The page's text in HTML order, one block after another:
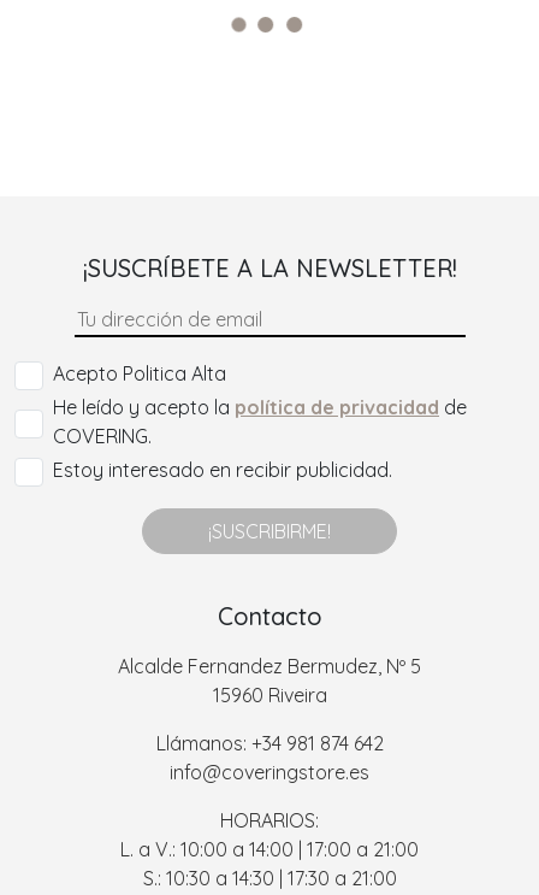
¡SUSCRÍBETE A LA NEWSLETTER!
Acepto Politica Alta
He leído y acepto la política de privacidad de
COVERING.
Estoy interesado en recibir publicidad.
¡SUSCRIBIRME!
Contacto
Alcalde Fernandez Bermudez, Nº 5
15960 Riveira
Llámanos: +34 981 874 642
info@coveringstore.es
HORARIOS:
L. a V.: 10:00 a 14:00 | 17:00 a 21:00
S.: 10:30 a 14:30 | 17:30 a 21:00